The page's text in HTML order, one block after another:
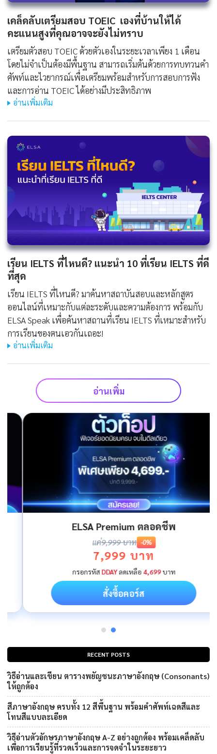
เคล็ดลับเตรียมสอบ TOEIC เองที่บ้านให้ได้
คะแนนสูงที่คุณอาจจะยังไม่ทราบ
เตรียมตัวสอบ TOEIC ด้วยตัวเองในระยะเวลาเพียง 1 เดือน
โดยไม่จำเป็นต้องมีพื้นฐาน สามารถเริ่มต้นด้วยการทบทวนคำ
ศัพท์และไวยากรณ์เพื่อเตรียมพร้อมสำหรับการสอบการฟัง
และการอ่าน TOEIC ได้อย่างมีประสิทธิภาพ
อ่านเพิ่มเติม
เรียน IELTS ที่ไหนดี? แนะนำ 10 ที่เรียน IELTS ที่ดี
ที่สุด
เรียน IELTS ที่ไหนดี? มาค้นหาสถาบันสอบและหลักสูตร
ออนไลน์ที่เหมาะกับแต่ละระดับและความต้องการ พร้อมกับ
ELSA Speak เพื่อค้นหาสถานที่เรียน IELTS ที่เหมาะสำหรับ
การเรียนของตนเอวกันเถอะ!
อ่านเพิ่มเติม
อ่านเพิ่ม
RECENT POSTS
วิธีอ่านและเขียน ตารางพยัญชนะภาษาอังกฤษ (Consonants)
ให้ถูกต้อง
สีภาษาอังกฤษ ครบทั้ง 12 สีพื้นฐาน พร้อมคำศัพท์เฉดสีและ
โทนสีแบบละเอียด
วิธีอ่านตัวอักษรภาษาอังกฤษ A-Z อย่างถูกต้อง พร้อมเคล็ดลับ
เพื่อการเรียนรู้ที่รวดเร็วและการจดจำในระยะยาว
ELSA Premium ตลอดชีพ
9,999 บาท -0%
7,999 บาท
กรอกรหัสDDAYลดเหลือ4,699บาท
สั่งซื้อคอร์ส